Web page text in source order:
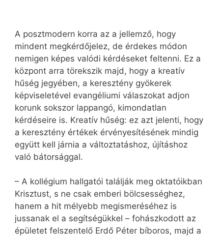
A posztmodern korra az a jellemző, hogy
mindent megkérdőjelez, de érdekes módon
nemigen képes valódi kérdéseket feltenni. Ez a
központ arra törekszik majd, hogy a kreatív
hűség jegyében, a keresztény gyökerek
képviseletével evangéliumi válaszokat adjon
korunk sokszor lappangó, kimondatlan
kérdéseire is. Kreatív hűség: ez azt jelenti, hogy
a keresztény értékek érvényesítésének mindig
együtt kell járnia a változtatáshoz, újításhoz
való bátorsággal.
– A kollégium hallgatói találják meg oktatóikban
Krisztust, s ne csak emberi bölcsességhez,
hanem a hit mélyebb megismeréséhez is
jussanak el a segítségükkel – fohászkodott az
épületet felszentelő Erdő Péter bíboros, majd a